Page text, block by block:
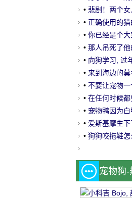
• 悲剧！两个
怪地死了。
• 正确使用的
藏的技能!
• 你已经是个
起!
• 那人吊死了
• 向狗学习, 过
• 来到海边的
• 不要让宠物
• 在任何时候
• 宠物鸭因为
• 爱斯基摩生
果.....。这是个
• 狗狗咬拖鞋
宠物狗